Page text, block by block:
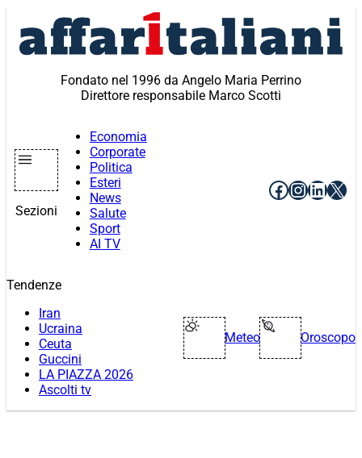
contenuto
Fondato nel 1996 da Angelo Maria Perrino
Direttore responsabile Marco Scotti
Sezioni
Economia
Corporate
Politica
Esteri
News
Salute
Sport
AI TV
Facebook
X
Tendenze
Iran
Ucraina
Ceuta
Guccini
LA PIAZZA 2026
Ascolti tv
Meteo Oroscopo